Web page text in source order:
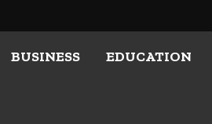
BUSINESS EDUCATION